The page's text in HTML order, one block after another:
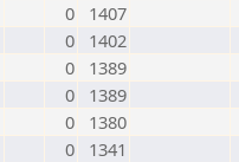
0
1407
0
1402
0
1389
0
1389
0
1380
0
1341